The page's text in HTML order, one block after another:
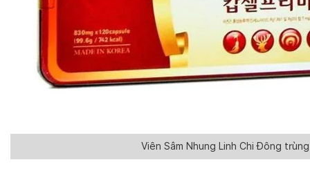
Viên Sâm Nhung Linh Chi Đông